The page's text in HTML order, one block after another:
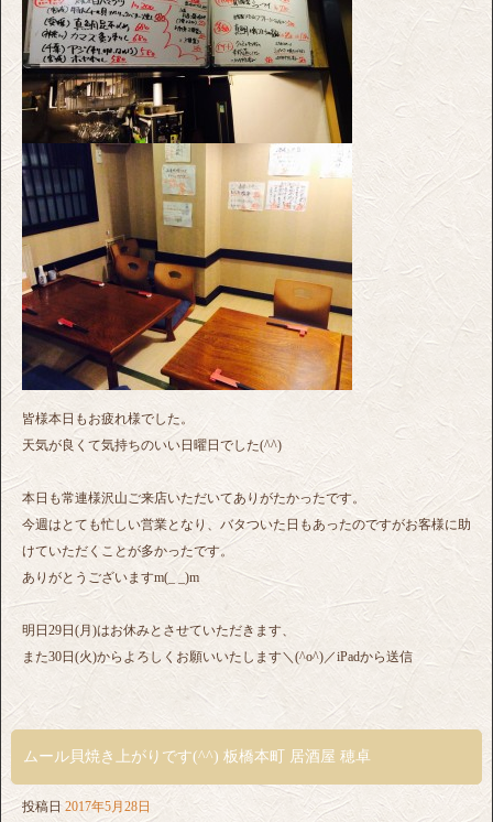
皆様本日もお疲れ様でした。
天気が良くて気持ちのいい日曜日でした(^^)
本日も常連様沢山ご来店いただいてありがたかったです。
今週はとても忙しい営業となり、バタついた日もあったのですがお客様に助
けていただくことが多かったです。
ありがとうございますm(_ _)m
明日29日(月)はお休みとさせていただきます、
また30日(火)からよろしくお願いいたします＼(^o^)／iPadから送信
ムール貝焼き上がりです(^^) 板橋本町 居酒屋 穂卓
投稿日 2017年5月28日